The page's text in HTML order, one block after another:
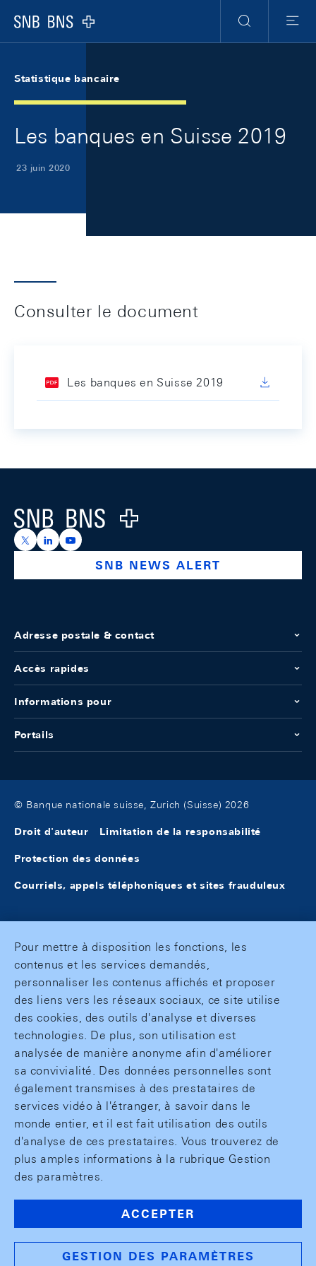
Logo
RechercheMenu
Statistique bancaire
Les banques en Suisse 2019
23 juin 2020
Consulter le document
Les banques en Suisse 2019
Logo
https://x.com/snb_bns
https://ch.linkedin.com/company/swiss-national-
https://www.youtube.com/@swissnationalbank
SNB NEWS ALERT
Adresse postale & contact
Accès rapides
Informations pour
Portails
© Banque nationale suisse, Zurich (Suisse) 2026
Droit d'auteur Limitation de la responsabilité
Protection des données
Courriels, appels téléphoniques et sites frauduleux
Pour mettre à disposition les fonctions, les
contenus et les services demandés,
personnaliser les contenus affichés et proposer
des liens vers les réseaux sociaux, ce site utilise
des cookies, des outils d'analyse et diverses
technologies. De plus, son utilisation est
analysée de manière anonyme afin d'améliorer
sa convivialité. Des données personnelles sont
également transmises à des prestataires de
services vidéo à l'étranger, à savoir dans le
monde entier, et il est fait utilisation des outils
d'analyse de ces prestataires. Vous trouverez de
plus amples informations à la rubrique Gestion
des paramètres.
ACCEPTER
GESTION DES PARAMÈTRES